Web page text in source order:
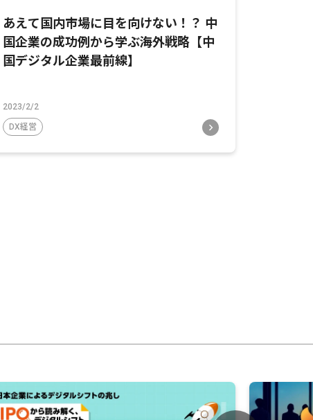
あえて国内市場に目を向けない！？ 中
国企業の成功例から学ぶ海外戦略【中
国デジタル企業最前線】
2023/2/2
DX経営